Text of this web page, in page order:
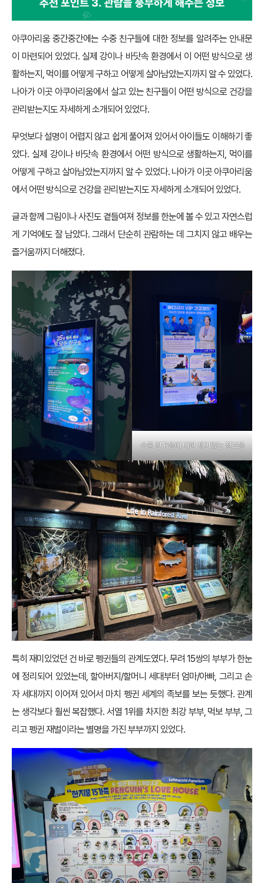
아쿠아리움 중간중간에는 수중 친구들에 대한 정보를 알려주는 안내문
이 마련되어 있었다. 실제 강이나 바닷속 환경에서 이 어떤 방식으로 생
활하는지, 먹이를 어떻게 구하고 어떻게 살아남았는지까지 알 수 있었다.
나아가 이곳 아쿠아리움에서 살고 있는 친구들이 어떤 방식으로 건강을
관리받는지도 자세하게 소개되어 있었다.
무엇보다 설명이 어렵지 않고 쉽게 풀어져 있어서 아이들도 이해하기 좋
았다. 실제 강이나 바닷속 환경에서 어떤 방식으로 생활하는지, 먹이를
어떻게 구하고 살아남았는지까지 알 수 있었다. 나아가 이곳 아쿠아리움
에서 어떤 방식으로 건강을 관리받는지도 자세하게 소개되어 있었다.
글과 함께 그림이나 사진도 곁들여져 정보를 한눈에 볼 수 있고 자연스럽
게 기억에도 잘 남았다. 그래서 단순히 관람하는 데 그치지 않고 배우는
즐거움까지 더해졌다.
수중 친구들에 대한 재미있는 정보들
특히 재미있었던 건 바로 펭귄들의 관계도였다. 무려 15쌍의 부부가 한눈
에 정리되어 있었는데, 할아버지/할머니 세대부터 엄마/아빠, 그리고 손
자 세대까지 이어져 있어서 마치 펭귄 세계의 족보를 보는 듯했다. 관계
는 생각보다 훨씬 복잡했다. 서열 1위를 차지한 최강 부부, 먹보 부부, 그
리고 펭귄 재벌이라는 별명을 가진 부부까지 있었다.